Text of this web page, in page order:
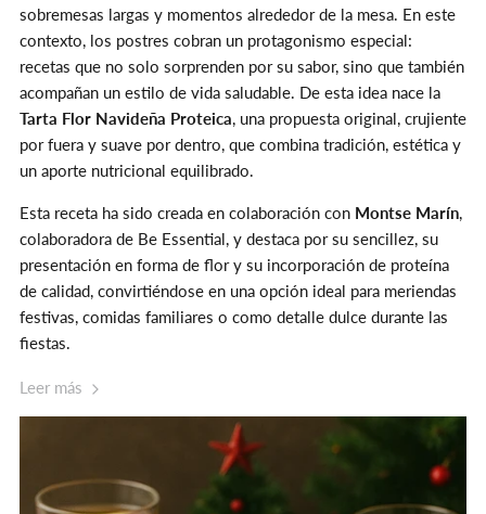
sobremesas largas y momentos alrededor de la mesa. En este
contexto, los postres cobran un protagonismo especial:
recetas que no solo sorprenden por su sabor, sino que también
acompañan un estilo de vida saludable. De esta idea nace la
Tarta Flor Navideña Proteica, una propuesta original, crujiente
por fuera y suave por dentro, que combina tradición, estética y
un aporte nutricional equilibrado.
Esta receta ha sido creada en colaboración con Montse Marín,
colaboradora de Be Essential, y destaca por su sencillez, su
presentación en forma de flor y su incorporación de proteína
de calidad, convirtiéndose en una opción ideal para meriendas
festivas, comidas familiares o como detalle dulce durante las
fiestas.
Leer más